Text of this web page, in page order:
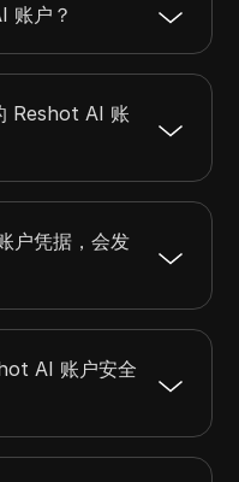
账户？
Reshot AI 账
户凭据，会发
AI 账户安全